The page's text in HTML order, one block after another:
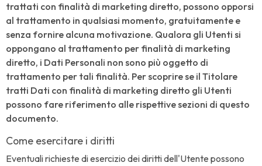
trattati con finalità di marketing diretto, possono opporsi
al trattamento in qualsiasi momento, gratuitamente e
senza fornire alcuna motivazione. Qualora gli Utenti si
oppongano al trattamento per finalità di marketing
diretto, i Dati Personali non sono più oggetto di
trattamento per tali finalità. Per scoprire se il Titolare
tratti Dati con finalità di marketing diretto gli Utenti
possono fare riferimento alle rispettive sezioni di questo
documento.
Come esercitare i diritti
Eventuali richieste di esercizio dei diritti dell'Utente possono